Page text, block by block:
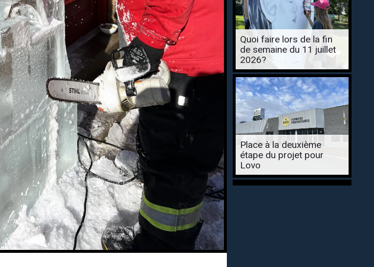
Quoi faire lors de la fin
de semaine du 11 juillet
2026?
Place à la deuxième
étape du projet pour
Lovo